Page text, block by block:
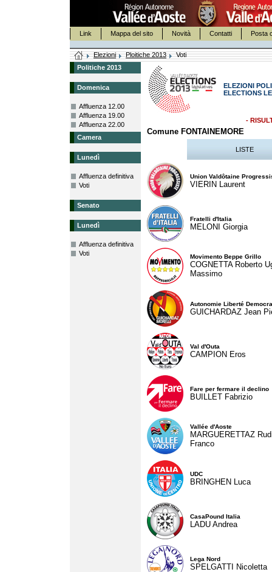
Link Mappa del sito Novità Contatti Posta
Elezioni Ploitiche 2013
Voti
Politiche 2013
Domenica
Affluenza 12.00
Affluenza 19.00
Affluenza 22.00
Camera
Lunedì
Affluenza definitiva
Voti
Senato
Lunedì
Affluenza definitiva
Voti
ELEZIONI
ELECTIONS
-
Comune FONTAINEMORE
LISTE
Union Valdôtaine
VIERIN Laurent
Fratelli d'Italia
MELONI Giorgia
Movimento Beppe Grillo
COGNETTA Roberto
Massimo
Autonomie Liberté
GUICHARDAZ Jean
Val d'Outa
CAMPION Eros
Fare per fermare il declino
BUILLET Fabrizio
Vallée d'Aoste
MARGUERETTAZ
Franco
UDC
BRINGHEN Luca
CasaPound Italia
LADU Andrea
Lega Nord
SPELGATTI Nicoletta